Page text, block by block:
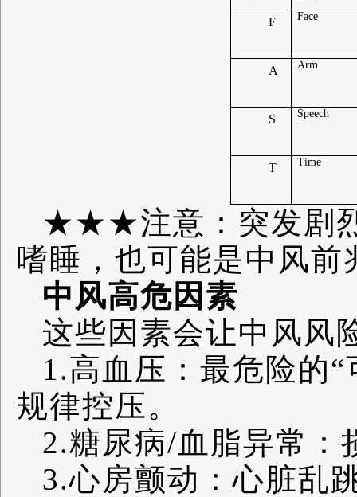
F Face
A Arm
S Speech
T Time
★★★注意：突发剧烈
嗜睡，也可能是中风前
中风高危因素
这些因素会让中风风
1.高血压：最危险的
规律控压。
2.糖尿病/血脂异常：
3.心房颤动：心脏乱